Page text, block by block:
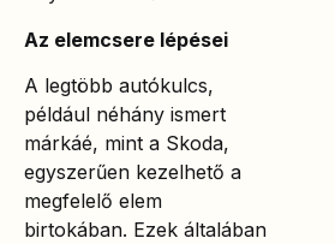
Az elemcsere lépései
A legtöbb autókulcs,
például néhány ismert
márkáé, mint a Skoda,
egyszerűen kezelhető a
megfelelő elem
birtokában. Ezek általában